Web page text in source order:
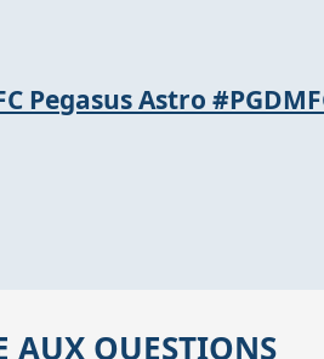
Pegasus Astro
AUX QUESTIONS